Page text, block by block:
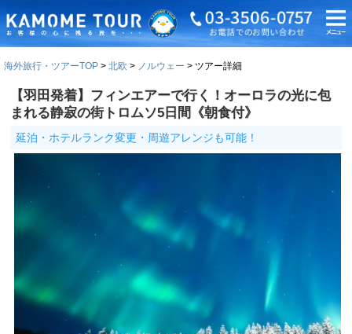
海外旅行・ツアーTOP 北欧 ノルウェー ツアー詳細
【羽田発着】フィンエアーで行く！オーロラの光に包
まれる静寂の街トロムソ5日間《朝食付》
延泊・ホテルランク変更・周遊アレンジも可能！